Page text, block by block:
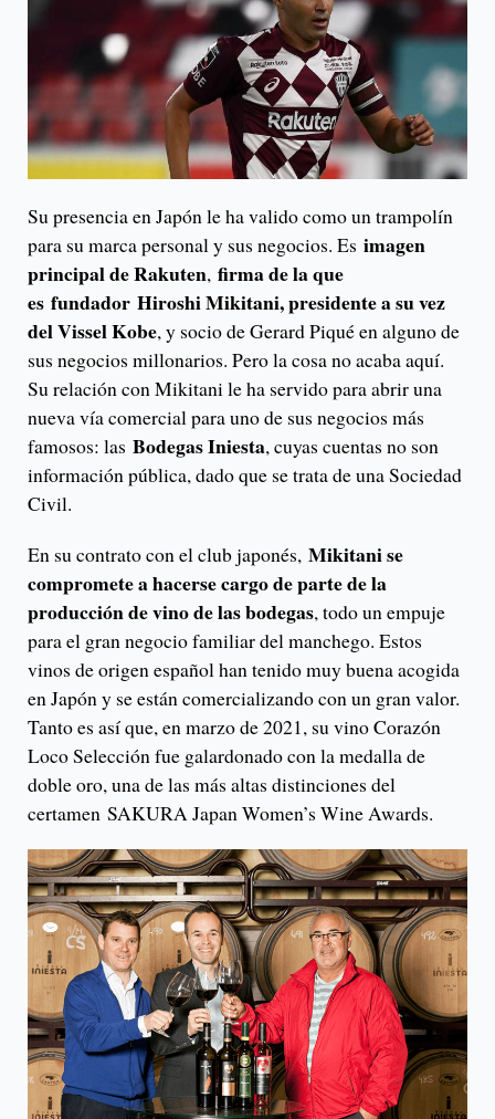
Su presencia en Japón le ha valido como un trampolín
para su marca personal y sus negocios. Es imagen
principal de Rakuten, firma de la que
es fundador Hiroshi Mikitani, presidente a su vez
del Vissel Kobe, y socio de Gerard Piqué en alguno de
sus negocios millonarios. Pero la cosa no acaba aquí.
Su relación con Mikitani le ha servido para abrir una
nueva vía comercial para uno de sus negocios más
famosos: las Bodegas Iniesta, cuyas cuentas no son
información pública, dado que se trata de una Sociedad
Civil.
En su contrato con el club japonés, Mikitani se
compromete a hacerse cargo de parte de la
producción de vino de las bodegas, todo un empuje
para el gran negocio familiar del manchego. Estos
vinos de origen español han tenido muy buena acogida
en Japón y se están comercializando con un gran valor.
Tanto es así que, en marzo de 2021, su vino Corazón
Loco Selección fue galardonado con la medalla de
doble oro, una de las más altas distinciones del
certamen SAKURA Japan Women’s Wine Awards.